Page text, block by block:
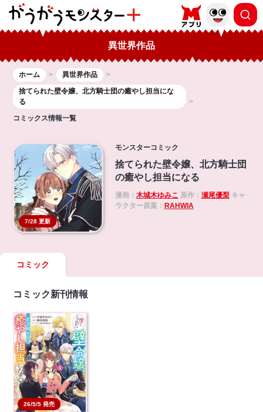
異世界作品
ホーム
異世界作品
捨てられた壁令嬢、北方騎士団の癒やし担当にな
る
コミックス情報一覧
7/28 更新
モンスターコミック
捨てられた壁令嬢、北方騎士団
の癒やし担当になる
漫画： 木城木ゆみこ 原作： 瀬尾優梨キャ
ラクター原案： RAHWIA
コミック
コミック新刊情報
26/5/5 発売